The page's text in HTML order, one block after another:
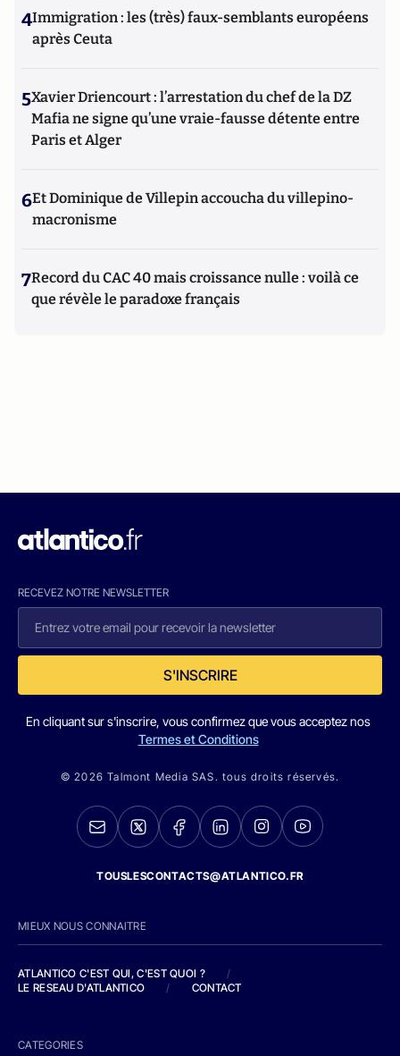
4Immigration : les (très) faux-semblants européens
après Ceuta
5Xavier Driencourt : l’arrestation du chef de la DZ
Mafia ne signe qu’une vraie-fausse détente entre
Paris et Alger
6Et Dominique de Villepin accoucha du villepino-
macronisme
7Record du CAC 40 mais croissance nulle : voilà ce
que révèle le paradoxe français
RECEVEZ NOTRE NEWSLETTER
S'INSCRIRE
En cliquant sur s'inscrire, vous confirmez que vous acceptez nos
Termes et Conditions
© 2026 Talmont Media SAS. tous droits réservés.
TOUSLESCONTACTS@ATLANTICO.FR
MIEUX NOUS CONNAITRE
ATLANTICO C'EST QUI, C'EST QUOI ?
/
LE RESEAU D'ATLANTICO
/ CONTACT
CATEGORIES